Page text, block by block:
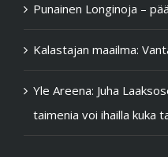
Punainen Longinoja –
Kalastajan maailma:
Yle Areena: Juha
taimenia voi ihailla kuka